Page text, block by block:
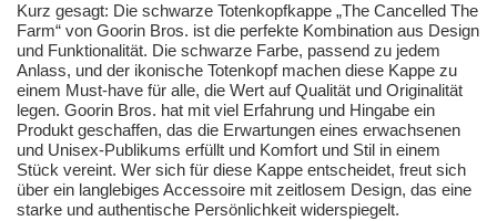
Kurz gesagt: Die schwarze Totenkopfkappe „The Cancelled The
Farm“ von Goorin Bros. ist die perfekte Kombination aus Design
und Funktionalität. Die schwarze Farbe, passend zu jedem
Anlass, und der ikonische Totenkopf machen diese Kappe zu
einem Must-have für alle, die Wert auf Qualität und Originalität
legen. Goorin Bros. hat mit viel Erfahrung und Hingabe ein
Produkt geschaffen, das die Erwartungen eines erwachsenen
und Unisex-Publikums erfüllt und Komfort und Stil in einem
Stück vereint. Wer sich für diese Kappe entscheidet, freut sich
über ein langlebiges Accessoire mit zeitlosem Design, das eine
starke und authentische Persönlichkeit widerspiegelt.